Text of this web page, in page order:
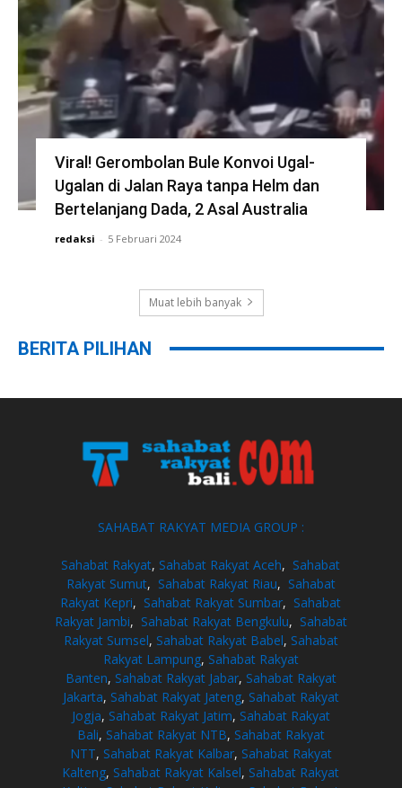
Viral! Gerombolan Bule Konvoi Ugal-
Ugalan di Jalan Raya tanpa Helm dan
Bertelanjang Dada, 2 Asal Australia
redaksi - 5 Februari 2024
Muat lebih banyak
BERITA PILIHAN
SAHABAT RAKYAT MEDIA GROUP :
Sahabat Rakyat, Sahabat Rakyat Aceh, Sahabat
Rakyat Sumut, Sahabat Rakyat Riau, Sahabat
Rakyat Kepri, Sahabat Rakyat Sumbar, Sahabat
Rakyat Jambi, Sahabat Rakyat Bengkulu, Sahabat
Rakyat Sumsel, Sahabat Rakyat Babel, Sahabat
Rakyat Lampung, Sahabat Rakyat
Banten, Sahabat Rakyat Jabar, Sahabat Rakyat
Jakarta, Sahabat Rakyat Jateng, Sahabat Rakyat
Jogja, Sahabat Rakyat Jatim, Sahabat Rakyat
Bali, Sahabat Rakyat NTB, Sahabat Rakyat
NTT, Sahabat Rakyat Kalbar, Sahabat Rakyat
Kalteng, Sahabat Rakyat Kalsel, Sahabat Rakyat